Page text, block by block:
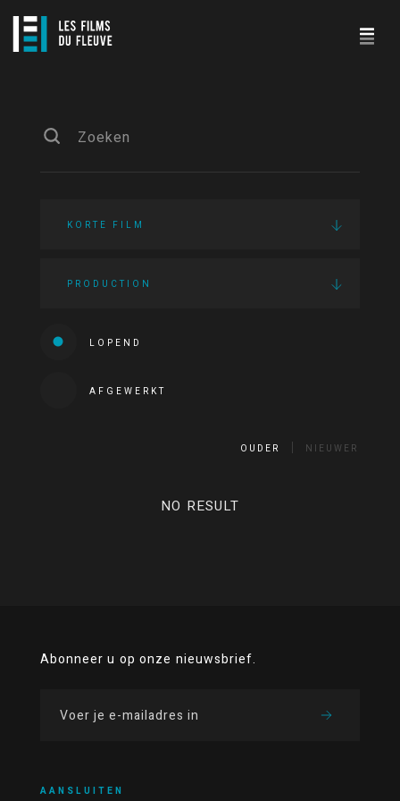
KORTE FILM
PRODUCTION
LOPEND
AFGEWERKT
OUDER NIEUWER
NO RESULT
Abonneer u op onze nieuwsbrief.
AANSLUITEN